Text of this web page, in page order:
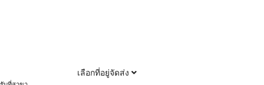
เลือกที่อยู่จัดส่ง